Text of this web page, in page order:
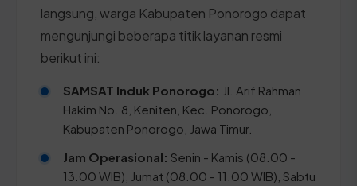
langsung, warga Kabupaten Ponorogo dapat
mengunjungi beberapa titik layanan resmi
berikut ini:
SAMSAT Induk Ponorogo: Jl. Arif Rahman
Hakim No. 8, Keniten, Kec. Ponorogo,
Kabupaten Ponorogo, Jawa Timur.
Jam Operasional: Senin - Kamis (08.00 -
13.00 WIB), Jumat (08.00 - 11.00 WIB), Sabtu